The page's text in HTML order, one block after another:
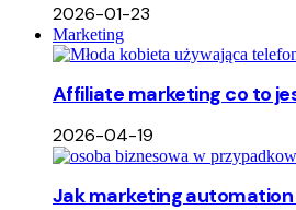
2026-01-23
Marketing
Affiliate marketing co to
2026-04-19
Jak marketing